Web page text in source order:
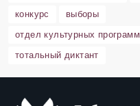
конкурс
выборы
отдел культурных программ
тотальный диктант